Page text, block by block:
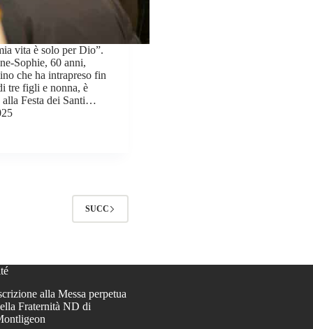
vita è solo per Dio”.
Sophie, 60 anni,
che ha intrapreso fin
tre figli e nonna, è
alla Festa dei Santi…
SUCC
alla Messa perpetua
Fraternità ND di